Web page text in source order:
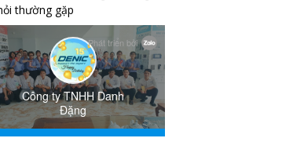
thường gặp